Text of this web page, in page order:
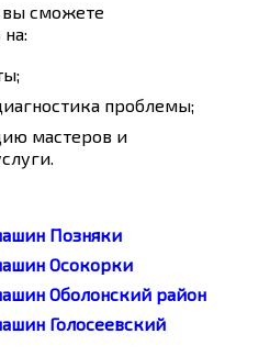
вы сможете
проблемы;
мастеров и
Позняки
Осокорки
Оболонский район
Голосеевский